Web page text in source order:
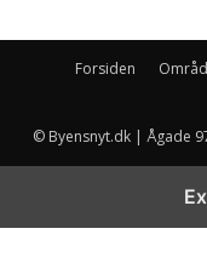
Forsiden
© Byensnyt.dk | Ågade